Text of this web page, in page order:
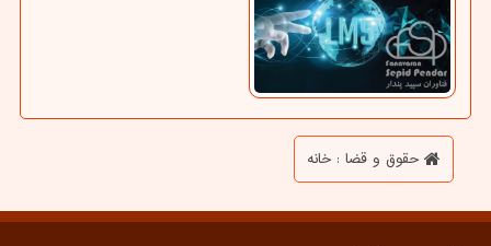
حقوق و قضا : خانه